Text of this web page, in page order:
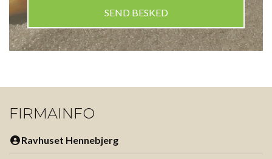
FIRMAINFO
Ravhuset Hennebjerg